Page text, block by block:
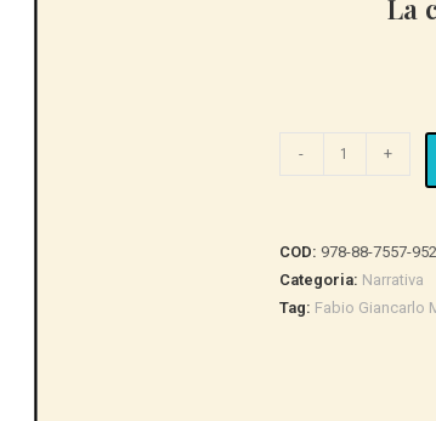
La
- +
COD: 978-88-7557-
Categoria: Narrativa
Tag: Fabio Giancarlo